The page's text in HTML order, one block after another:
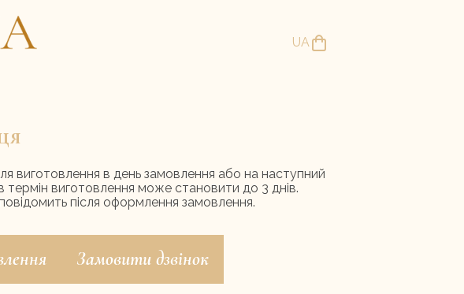
UA
Контакти
виготовлення в день замовлення або на наступний
термін виготовлення може становити до 3 днів.
після оформлення замовлення.
Замовити дзвінок